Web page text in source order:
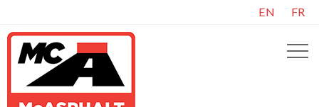
EN FR